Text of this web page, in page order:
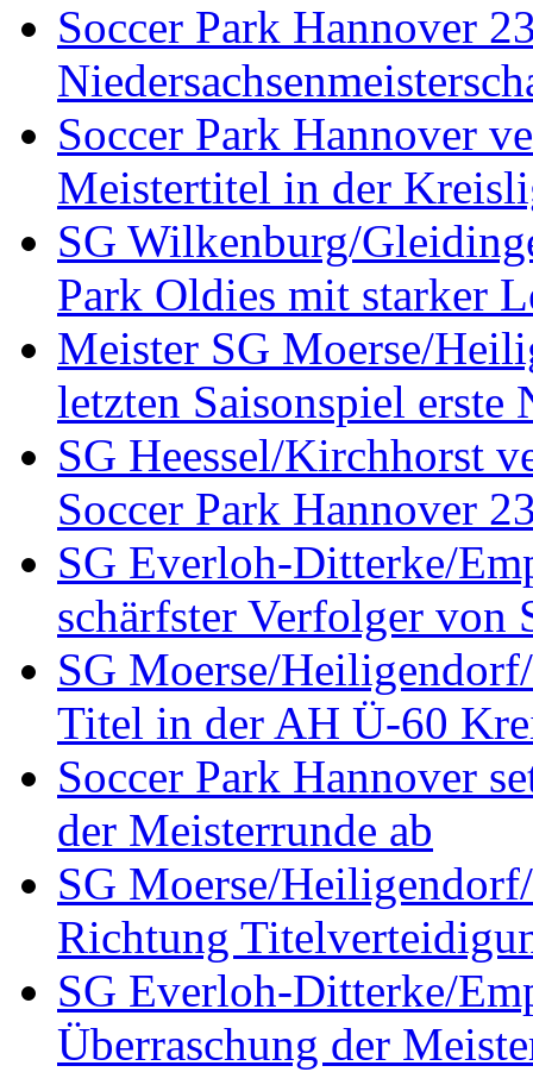
Soccer Park Hannover
Soccer Park Hannover
Meistertitel in der
SG Wilkenburg/
Park Oldies mit starker
Meister SG Moerse/
letzten Saisonspiel erste
SG Heessel/Kirchhorst
Soccer Park Hannover
SG Everloh-Ditterke/
schärfster Verfolger von
SG Moerse/
Titel in der AH Ü-60
Soccer Park Hannover
der Meisterrunde ab
SG Moerse/
Richtung
SG Everloh-Ditterke/
Überraschung der